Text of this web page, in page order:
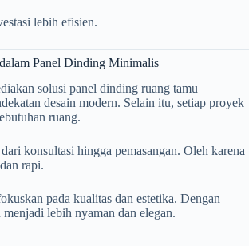
lebih efisien.
Panel Dinding Minimalis
solusi panel dinding ruang tamu
desain modern. Selain itu, setiap proyek
ruang.
konsultasi hingga pemasangan. Oleh karena
rapi.
pada kualitas dan estetika. Dengan
lebih nyaman dan elegan.